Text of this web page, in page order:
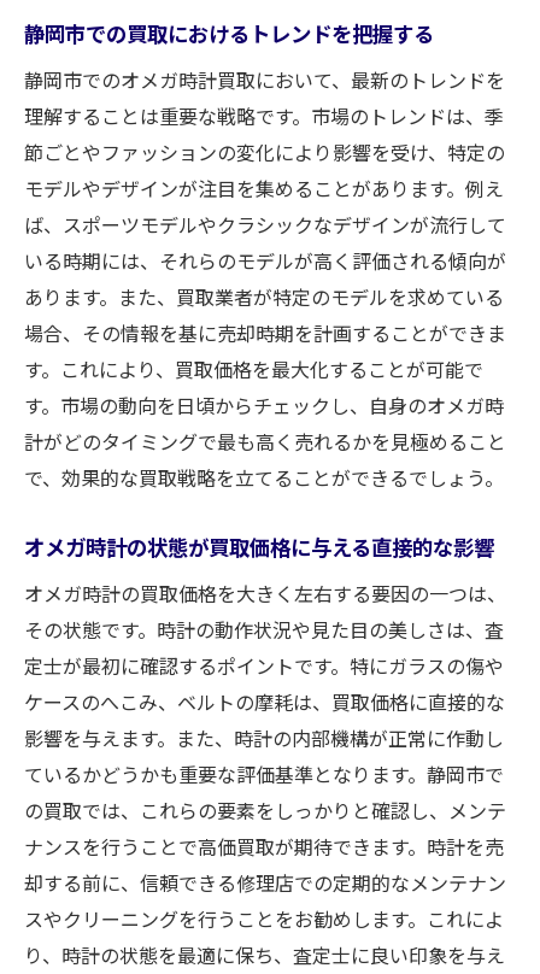
静岡市での買取におけるトレンドを把握する
静岡市でのオメガ時計買取において、最新のトレンドを
理解することは重要な戦略です。市場のトレンドは、季
節ごとやファッションの変化により影響を受け、特定の
モデルやデザインが注目を集めることがあります。例え
ば、スポーツモデルやクラシックなデザインが流行して
いる時期には、それらのモデルが高く評価される傾向が
あります。また、買取業者が特定のモデルを求めている
場合、その情報を基に売却時期を計画することができま
す。これにより、買取価格を最大化することが可能で
す。市場の動向を日頃からチェックし、自身のオメガ時
計がどのタイミングで最も高く売れるかを見極めること
で、効果的な買取戦略を立てることができるでしょう。
オメガ時計の状態が買取価格に与える直接的な影響
オメガ時計の買取価格を大きく左右する要因の一つは、
その状態です。時計の動作状況や見た目の美しさは、査
定士が最初に確認するポイントです。特にガラスの傷や
ケースのへこみ、ベルトの摩耗は、買取価格に直接的な
影響を与えます。また、時計の内部機構が正常に作動し
ているかどうかも重要な評価基準となります。静岡市で
の買取では、これらの要素をしっかりと確認し、メンテ
ナンスを行うことで高価買取が期待できます。時計を売
却する前に、信頼できる修理店での定期的なメンテナン
スやクリーニングを行うことをお勧めします。これによ
り、時計の状態を最適に保ち、査定士に良い印象を与え